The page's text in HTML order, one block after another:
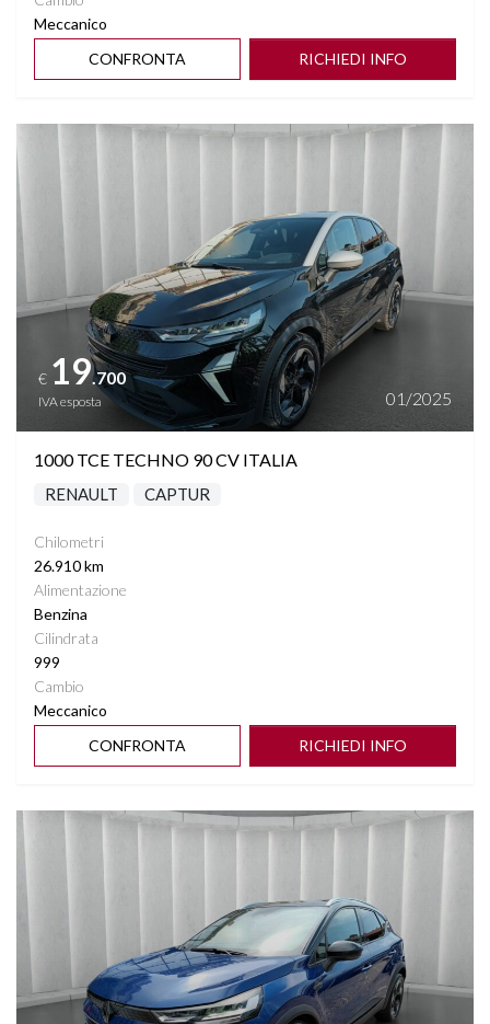
Meccanico
CONFRONTA
RICHIEDI INFO
Vedi dettagli
€ 19.700
IVA esposta 01/2025
1000 TCE TECHNO 90 CV ITALIA
RENAULT CAPTUR
Chilometri
26.910 km
Alimentazione
Benzina
Cilindrata
999
Cambio
Meccanico
CONFRONTA
RICHIEDI INFO
Vedi dettagli